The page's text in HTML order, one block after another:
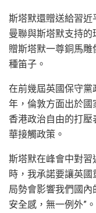
斯塔默還贈送給習
曼聯與斯塔默支持
贈斯塔默一尊銅馬
種笛子。
在前幾屆英國保守
年，倫敦方面出於
香港政治自由的打
華接觸政策。
斯塔默在峰會中對習
時，我承諾要讓英
局勢會影響我們國
安全感，無一例外”。